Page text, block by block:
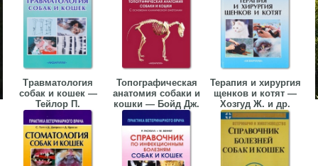
Травматология
собак и кошек —
Тейлор П.
Топографическая
анатомия собаки и
кошки — Бойд Дж.
Терапия и хирургия
щенков и котят —
Хозгуд Ж. и др.